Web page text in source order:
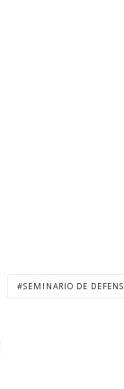
SEMINARIO DE